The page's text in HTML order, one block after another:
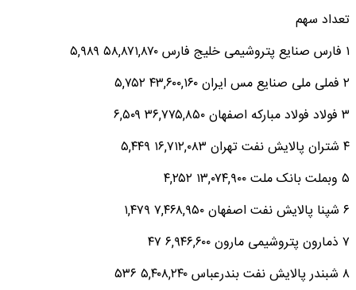
تعداد سهم
۱ فارس صنایع پتروشیمی خلیج فارس ۵۸,۸۷۱,۸۷۰ ۵,۹۸۹
۲ فملی ملی صنایع‌ مس‌ ایران‌ ۴۳,۶۰۰,۱۶۰ ۵,۷۵۲
۳ فولاد فولاد مبارکه اصفهان ۳۶,۷۷۵,۸۵۰ ۶,۵۰۹
۴ شتران پالایش نفت تهران ۱۶,۷۱۲,۰۸۳ ۵,۴۴۹
۵ وبملت بانک ملت ۱۳,۰۷۴,۹۰۰ ۴,۲۵۲
۶ شپنا پالایش نفت اصفهان ۷,۴۶۸,۹۵۰ ۱,۴۷۹
۷ ذمارون پتروشیمی مارون ۶,۹۴۶,۶۰۰ ۴۷
۸ شبندر پالایش نفت بندرعباس ۵,۴۰۸,۲۴۰ ۵۳۶